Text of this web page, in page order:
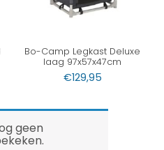
Bo-Camp Legkast Deluxe
laag 97x57x47cm
€129,95
geen